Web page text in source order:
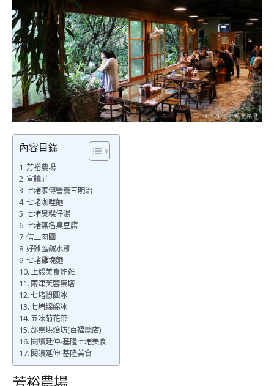
內容目錄
芳裕農場
宣騰莊
七堵家傳營養三明治
七堵咖哩麵
七堵臭粿仔湯
七堵無名臭豆腐
信三肉圓
好雞匯鹹水雞
七堵雞塊麵
上毅美食炸雞
兩津芙蓉蛋塔
七堵粉圓冰
七堵綿綿冰
五味菊花茶
郃嘉烘焙坊(百福總店)
閱讀延伸-基隆七堵美食
閱讀延伸-基隆美食
芳裕農場